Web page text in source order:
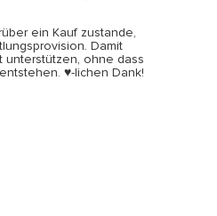
ein Kauf zustande,
Damit
unterstützen, ohne dass
♥-lichen Dank!